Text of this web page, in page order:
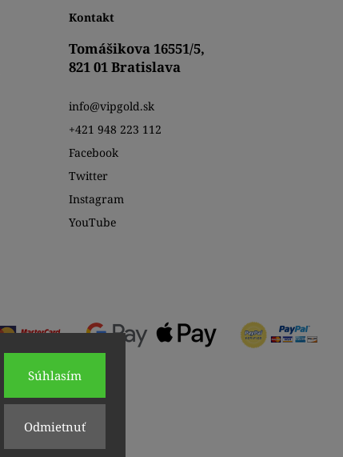
Odmietnuť
Súhlasím
Kontakt
Tomášikova 16551/5,
821 01 Bratislava
info@vipgold.sk
+421 948 223 112
Facebook
Twitter
Instagram
YouTube